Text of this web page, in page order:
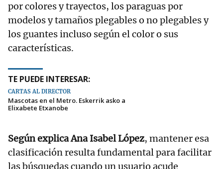
por colores y trayectos, los paraguas por
modelos y tamaños plegables o no plegables y
los guantes incluso según el color o sus
características.
TE PUEDE INTERESAR:
CARTAS AL DIRECTOR
Mascotas en el Metro. Eskerrik asko a
Elixabete Etxanobe
Según explica Ana Isabel López, mantener esa
clasificación resulta fundamental para facilitar
las búsquedas cuando un usuario acude